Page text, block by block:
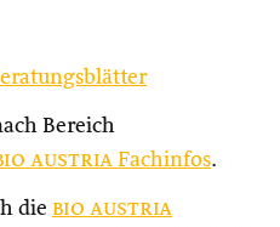
Bereich
austria Fachinfos.
die bio austria